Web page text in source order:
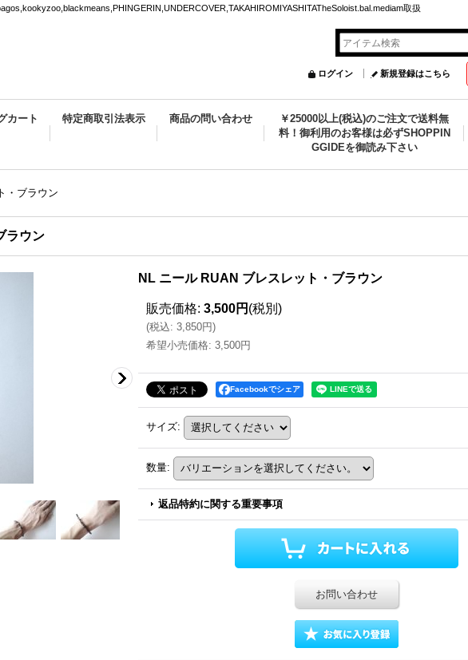
取扱
ログイン 新規登録はこちら
カート 特定商取引法表示 商品の問い合わせ
￥25000以上(税込)のご注文で送料無
料！御利用のお客様は必ずSHOPPIN
GGIDEを御読み下さい
・ブラウン
ラウン
NL ニール RUAN ブレスレット・ブラウン
販売価格: 3,500円 (税別)
(税込: 3,850円)
希望小売価格: 3,500円
Facebookでシェア
サイズ:
数量:
返品特約に関する重要事項
お問い合わせ